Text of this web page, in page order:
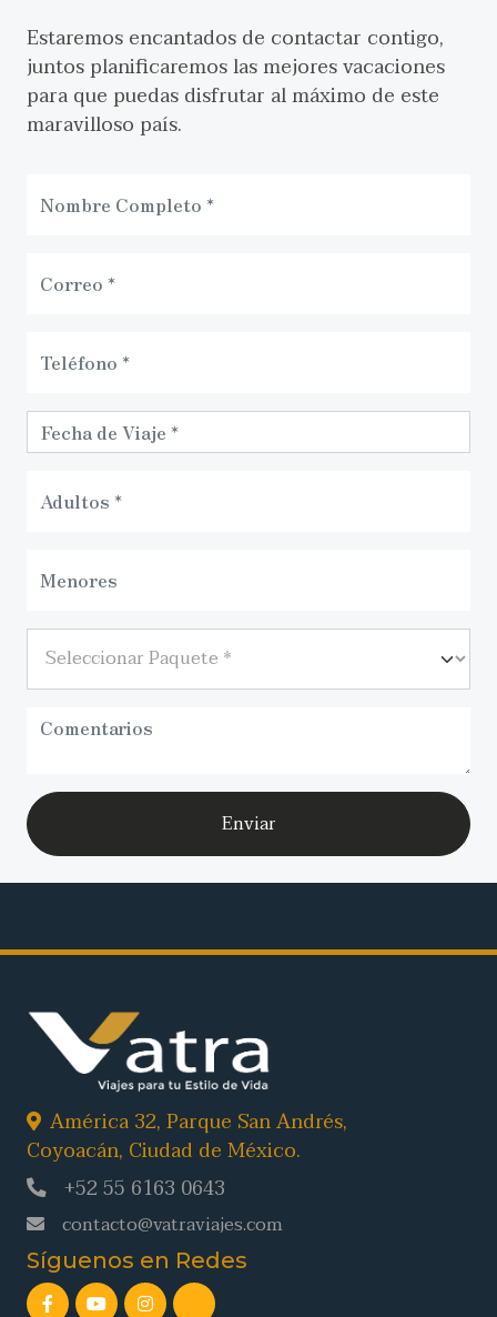
Estaremos encantados de contactar contigo,
juntos planificaremos las mejores vacaciones
para que puedas disfrutar al máximo de este
maravilloso país.
Enviar
América 32, Parque San Andrés,
Coyoacán, Ciudad de México.
+52 55 6163 0643
contacto@vatraviajes.com
Síguenos en Redes